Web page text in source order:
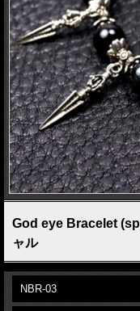
God eye Bracelet
ャル
NBR-03